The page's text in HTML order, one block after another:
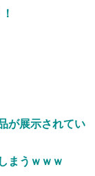
れ…
が展示されてい
まうｗｗｗ